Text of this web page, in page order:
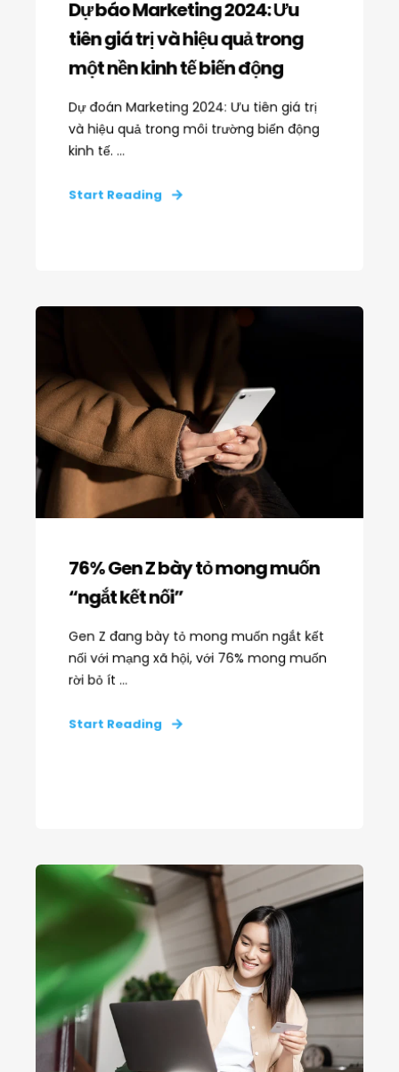
Dự báo Marketing 2024: Ưu
tiên giá trị và hiệu quả trong
một nền kinh tế biến động
Dự đoán Marketing 2024: Ưu tiên giá trị
và hiệu quả trong môi trường biến động
kinh tế. ...
Start Reading
76% Gen Z bày tỏ mong muốn
“ngắt kết nối”
Gen Z đang bày tỏ mong muốn ngắt kết
nối với mạng xã hội, với 76% mong muốn
rời bỏ ít ...
Start Reading